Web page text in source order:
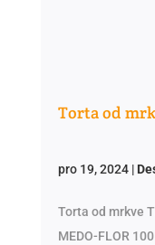
Torta od
pro 19, 2024|
Torta od mrkve
MEDO-FLOR